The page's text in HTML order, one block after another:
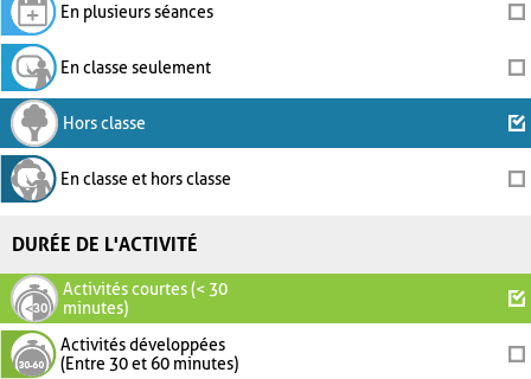
En plusieurs séances
En classe seulement
Hors classe
En classe et hors classe
DURÉE DE L'ACTIVITÉ
Activités courtes (< 30
minutes)
Activités développées
(Entre 30 et 60 minutes)